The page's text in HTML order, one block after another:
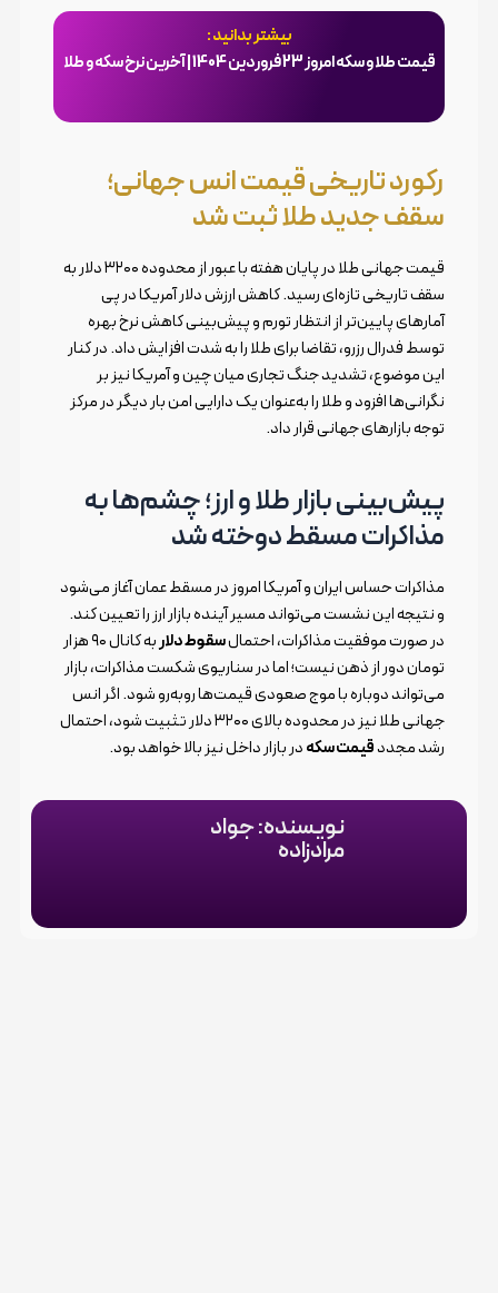
بیشتر بدانید :
قیمت طلا و سکه امروز 23 فروردین 1404 | آخرین نرخ سکه و طلا
رکورد تاریخی قیمت انس جهانی؛
سقف جدید طلا ثبت شد
قیمت جهانی طلا در پایان هفته با عبور از محدوده ۳۲۰۰ دلار به
سقف تاریخی تازه‌ای رسید. کاهش ارزش دلار آمریکا در پی
آمارهای پایین‌تر از انتظار تورم و پیش‌بینی کاهش نرخ بهره
توسط فدرال رزرو، تقاضا برای طلا را به شدت افزایش داد. در کنار
این موضوع، تشدید جنگ تجاری میان چین و آمریکا نیز بر
نگرانی‌ها افزود و طلا را به‌عنوان یک دارایی امن بار دیگر در مرکز
توجه بازارهای جهانی قرار داد.
پیش‌بینی بازار طلا و ارز؛ چشم‌ها به
مذاکرات مسقط دوخته شد
مذاکرات حساس ایران و آمریکا امروز در مسقط عمان آغاز می‌شود
و نتیجه این نشست می‌تواند مسیر آینده بازار ارز را تعیین کند.
در صورت موفقیت مذاکرات، احتمالسقوط دلار
به کانال ۹۰ هزار
تومان دور از ذهن نیست؛ اما در سناریوی شکست مذاکرات، بازار
می‌تواند دوباره با موج صعودی قیمت‌ها روبه‌رو شود. اگر انس
جهانی طلا نیز در محدوده بالای ۳۲۰۰ دلار تثبیت شود، احتمال
رشد مجددقیمت سکهدر بازار داخل نیز بالا خواهد بود.
نویسنده: جواد
مرادزاده